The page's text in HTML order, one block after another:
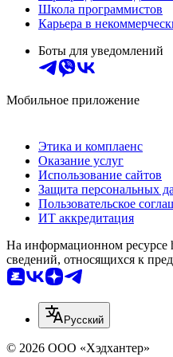
Школа программистов
Карьера в
Боты для уведомлений
Мобильное приложение
Этика и комплаенс
Оказание услуг
Использование сайтов
Защита персональных
Пользовательское
ИТ аккредитация
На информационном ресурсе
сведений, относящихся к
Русский
© 2026 ООО «Хэдхантер»